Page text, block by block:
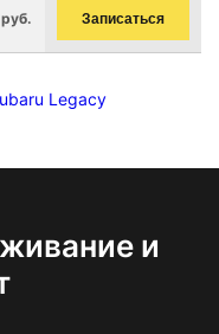
Записаться
Legacy
и